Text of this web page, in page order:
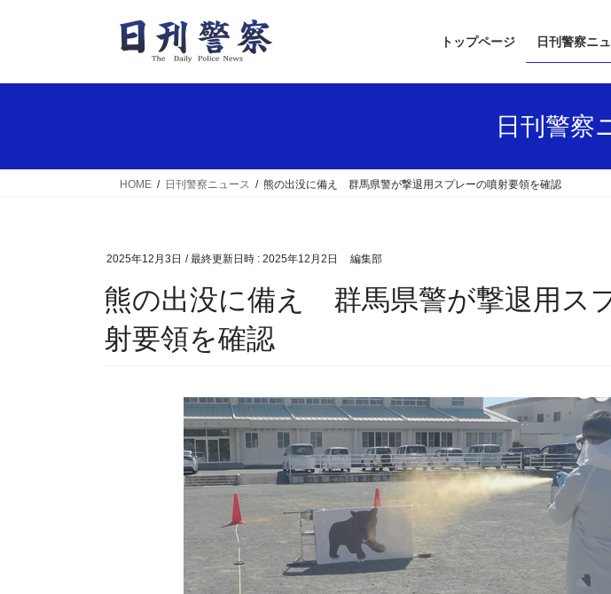
トップページ 日刊警察ニ
日刊警察
HOME 日刊警察ニュース 熊の出没に備え 群馬県警が撃退用スプレーの噴射要領を確認
2025年12月3日 / 最終更新日時 : 2025年12月2日 編集部
熊の出没に備え 群馬県警が撃退用スプレーの噴
射要領を確認